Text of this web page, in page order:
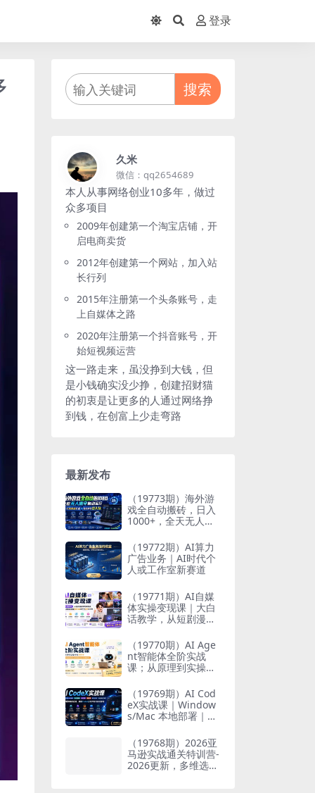
登录
搜索
久米
微信：qq2654689
本人从事网络创业10多年，做过
众多项目
2009年创建第一个淘宝店铺，开
启电商卖货
2012年创建第一个网站，加入站
长行列
2015年注册第一个头条账号，走
上自媒体之路
2020年注册第一个抖音账号，开
始短视频运营
这一路走来，虽没挣到大钱，但
是小钱确实没少挣，创建招财猫
的初衷是让更多的人通过网络挣
到钱，在创富上少走弯路
最新发布
（19773期）海外游
戏全自动搬砖，日入
1000+，全天无人值
（19772期）AI算力
广告业务｜AI时代个
人或工作室新赛道
（19771期）AI自媒
体实操变现课｜大白
话教学，从短剧漫剧
也能掌握爆款内容创
作与变现全流程
（19770期）AI Age
nt智能体全阶实战
课；从原理到实操全
基础也能搭建自动运
行的智能体
（19769期）AI Cod
eX实战课｜Window
s/Mac 本地部署｜AP
制｜漫剧剪辑｜网站
VR 项目｜AI项目落地
全教程
（19768期）2026亚
马逊实战通关特训营-
2026更新，多维选品